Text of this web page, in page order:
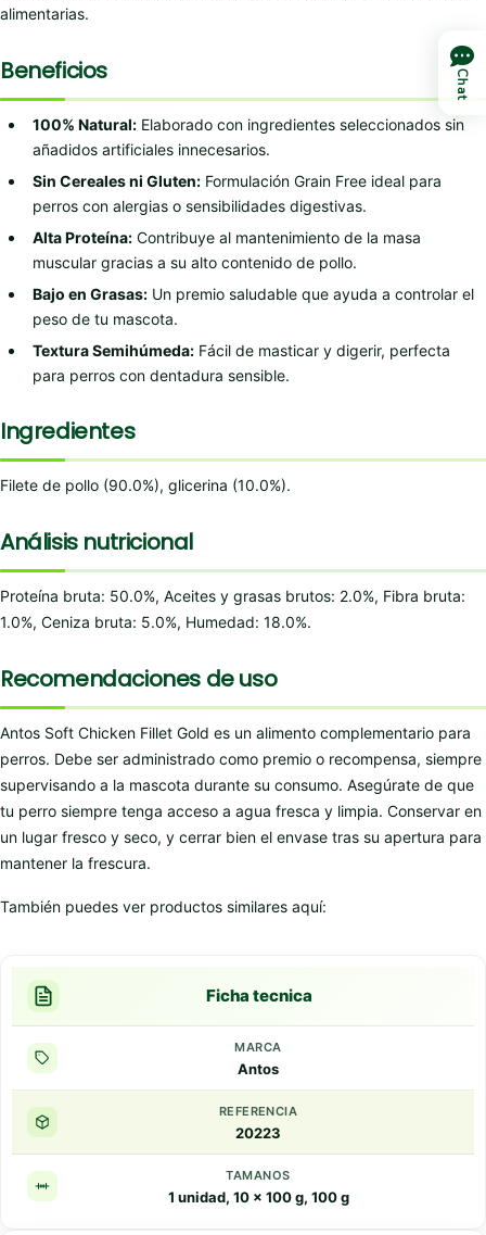
alimentarias.
Beneficios
100% Natural: Elaborado con ingredientes seleccionados sin
añadidos artificiales innecesarios.
Sin Cereales ni Gluten: Formulación Grain Free ideal para
perros con alergias o sensibilidades digestivas.
Alta Proteína: Contribuye al mantenimiento de la masa
muscular gracias a su alto contenido de pollo.
Bajo en Grasas: Un premio saludable que ayuda a controlar el
peso de tu mascota.
Textura Semihúmeda: Fácil de masticar y digerir, perfecta
para perros con dentadura sensible.
Ingredientes
Filete de pollo (90.0%), glicerina (10.0%).
Análisis nutricional
Proteína bruta: 50.0%, Aceites y grasas brutos: 2.0%, Fibra bruta:
1.0%, Ceniza bruta: 5.0%, Humedad: 18.0%.
Recomendaciones de uso
Antos Soft Chicken Fillet Gold es un alimento complementario para
perros. Debe ser administrado como premio o recompensa, siempre
supervisando a la mascota durante su consumo. Asegúrate de que
tu perro siempre tenga acceso a agua fresca y limpia. Conservar en
un lugar fresco y seco, y cerrar bien el envase tras su apertura para
mantener la frescura.
También puedes ver productos similares aquí:
Ficha tecnica
MARCA
Antos
REFERENCIA
20223
TAMANOS
1 unidad, 10 x 100 g, 100 g
Chat